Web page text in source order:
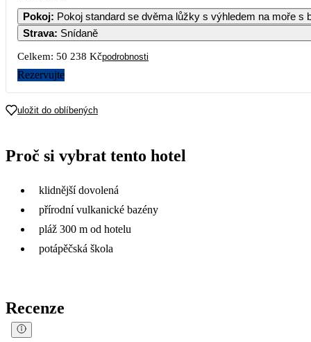
Pokoj: Pokoj standard se dvěma lůžky s výhledem na moře s
Strava: Snídaně
Celkem: 50 238 Kčpodrobnosti
Rezervujte
uložit do oblíbených
Proč si vybrat tento hotel
klidnější dovolená
přírodní vulkanické bazény
pláž 300 m od hotelu
potápěčská škola
Recenze